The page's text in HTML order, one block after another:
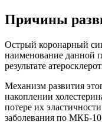
Причины
Острый коронарный
наименование данной
результате
Механизм развития
накоплении
потере их
заболевания по МКБ-